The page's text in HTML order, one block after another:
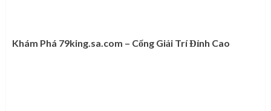
Khám Phá 79king.sa.com – Cổng Giải Trí Đỉnh Cao